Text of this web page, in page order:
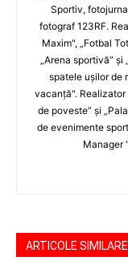
Sportiv,
fotograf 123RF.
Maxim", „Fotbal
„Arena sportivă”
spatele uşilor de
vacanţă". Realizator
de poveste” şi
de evenimente
Manager
ARTICOLE SIMILARE